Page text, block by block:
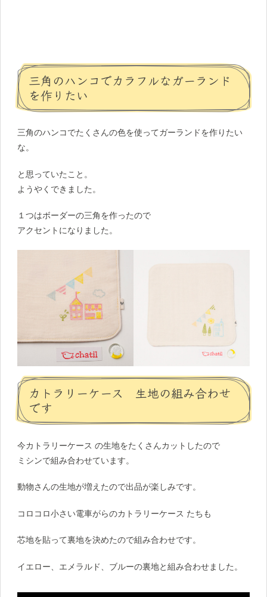
三角のハンコでカラフルなガーランド
を作りたい
三角のハンコでたくさんの色を使ってガーランドを作りたい
な。
と思っていたこと。
ようやくできました。
１つはボーダーの三角を作ったので
アクセントになりました。
カトラリーケース 生地の組み合わせ
です
今カトラリーケース の生地をたくさんカットしたので
ミシンで組み合わせています。
動物さんの生地が増えたので出品が楽しみです。
コロコロ小さい電車がらのカトラリーケース たちも
芯地を貼って裏地を決めたので組み合わせです。
イエロー、エメラルド、ブルーの裏地と組み合わせました。